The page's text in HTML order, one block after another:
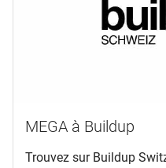
MEGA à Buildup
Trouvez sur Buildup